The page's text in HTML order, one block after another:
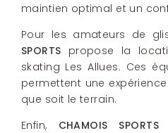
maintien optimal et un
Pour les amateurs de
SPORTS propose la
skating Les Allues. Ces
permettent une
que soit le terrain.
Enfin, CHAMOIS SPORTS